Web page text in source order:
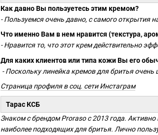
Как давно Вы пользуетесь этим кремом?
- Пользуемся очень давно, с самого открытия
Что именно Вам в нем нравится (текстура,
- Нравится то, что этот крем действительно
Для каких клиентов или типа кожи Вы его
- Поскольку линейка кремов для бритья
Страница профиля в соц. сети Инстаграм
Тарас КСБ
Знаком с брендом Proraso с 2013 года.
наиболее подходящих для бритья. Лично